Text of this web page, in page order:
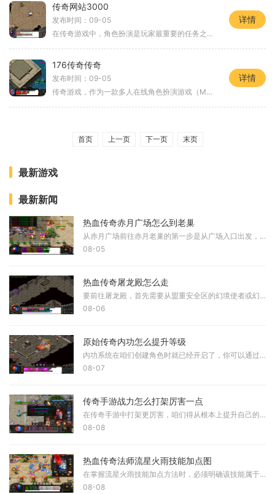
传奇网站3000
发布时间：09-05
在传奇游戏中，角色扮演是玩家最重要的任务之一。每位玩家都能根据自己的喜好选择职业，比如战士、法师和道士等，甚至在单职业传奇模式中，玩家只能选择一种职业，从而增强了游戏的挑战性与趣味性。在这种模式下，玩家的每一个选择都显得尤为重要，尤其是在装
详情
176传奇传奇
发布时间：09-05
传奇游戏，作为一款多人在线角色扮演游戏（MMORPG），自1999年推出以来就吸引了无数玩家。游戏的世界观建立在一个充满魔法与冒险的奇幻大陆，玩家们可以通过创建角色、完成任务、打怪升级来体验这片神秘土地上的种种挑战和乐趣。在176传奇传奇中
详情
首页 上一页 下一页 末页
最新游戏
最新新闻
热血传奇赤月广场怎么到老巢
从赤月广场前往赤月老巢的第一步是从广场入口出发，找到坐标151.105的位置，这里可以进入抉择之地。进入赤月广场后，需要注意地图上通常会有一个下一层入口，直接进入该入口即可
08-05
热血传奇屠龙殿怎么走
要前往屠龙殿，首先需要从盟重安全区的幻境使者或幻境老兵处进入幻境密道，幻境使者的具体坐标为盟重城的(344,337)。进入幻境一层后，按照特定路径逐层深入：从幻境一层左上角坐
08-06
原始传奇内功怎么提升等级
内功系统在咱们创建角色时就已经开启了，你可以通过主界面的人物按钮进入内功界面。内功类似于一个护盾，能够抵消咱们在战斗中受到的一部分伤害。内力值是会随时间自行回复的
08-07
传奇手游战力怎么打架厉害一点
在传奇手游中打架更厉害，咱们得从根本上提升自己的战斗力。提升等级是最直接的方法，通过完成任务、打怪、参与副本和活动都能获得经验值，每次升级都会增加一定战斗力。积极
08-08
热血传奇法师流星火雨技能加点图
在掌握流星火雨技能加点方法时，必须明确该技能属于法师的高阶群体攻击魔法，其伤害范围通常能够覆盖五乘以五格的区域。这意味着在技能释放后，该范围内的所有敌方单位都可能
08-08